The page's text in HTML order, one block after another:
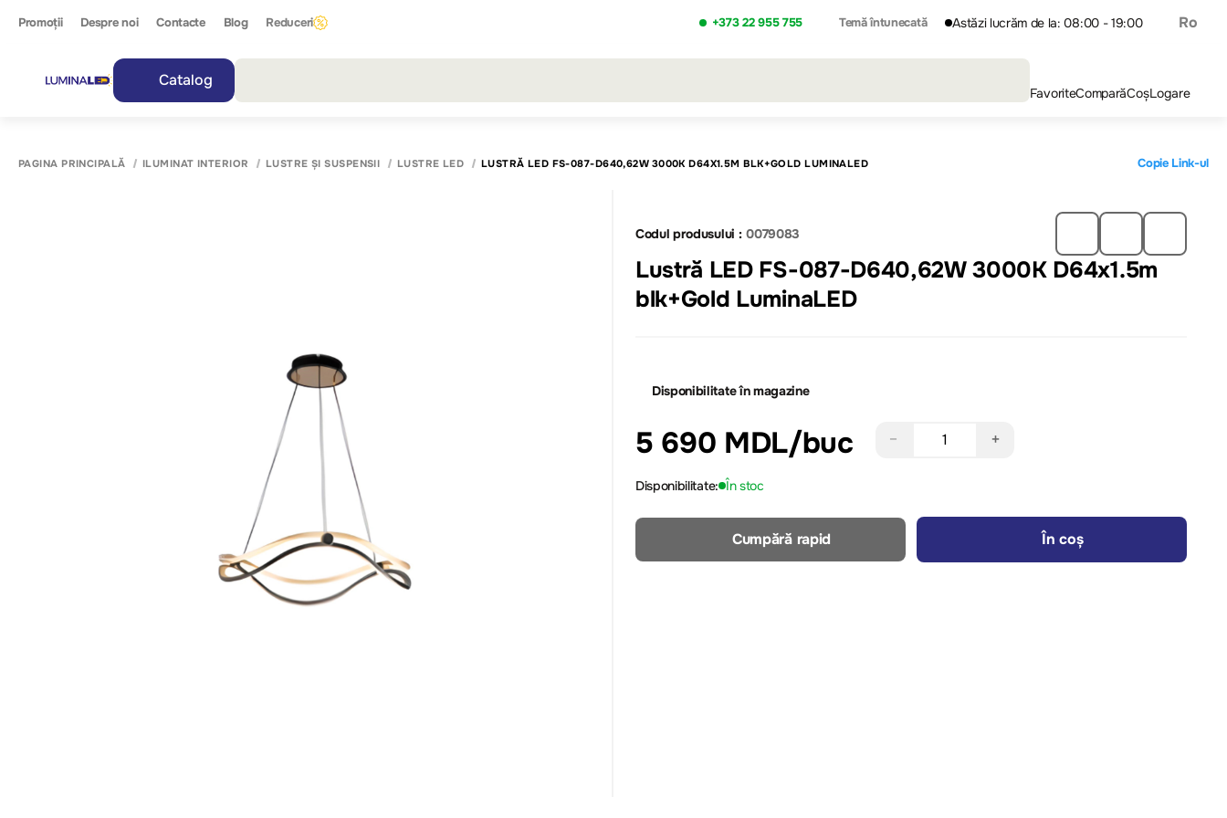
Promoții Despre noi Contacte Blog Reduceri +373 22 955 755 Temă întunecată Astăzi lucrăm de la: 08:00 - 19:00 Ro
Catalog
FavoriteComparăCoșLogare
PAGINA PRINCIPALĂ ILUMINAT INTERIOR LUSTRE ȘI SUSPENSII LUSTRE LED LUSTRĂ LED FS-087-D640,62W 3000K D64X1.5M BLK+GOLD LUMINALED Copie Link-ul
Codul produsului : 0079083
Lustră LED FS-087-D640,62W 3000K D64x1.5m
blk+Gold LuminaLED
Disponibilitate în magazine
5 690 MDL/buc − +
Disponibilitate: În stoc
Cumpără rapid În coș